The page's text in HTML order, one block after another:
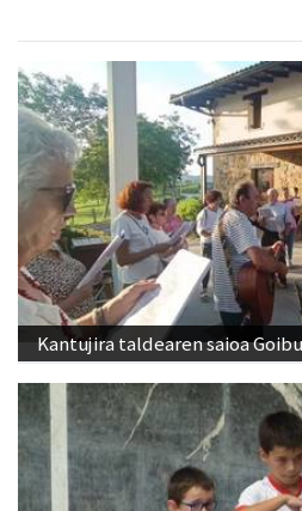
Kantujira taldearen saioa